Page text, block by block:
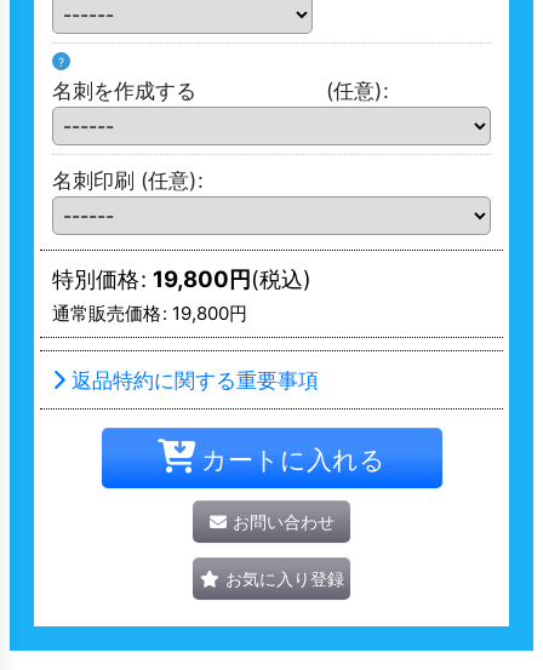
?
名刺を作成する (任意):
名刺印刷 (任意):
特別価格: 19,800円(税込)
通常販売価格: 19,800円
返品特約に関する重要事項
カートに入れる
お問い合わせ
お気に入り登録